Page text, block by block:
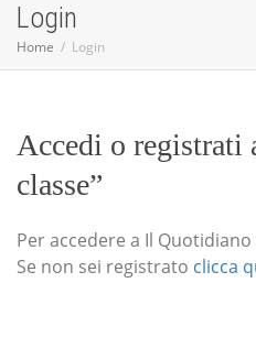
Login
Home Login
Accedi o registrati
classe”
Per accedere a Il
Se non sei registrato clicca